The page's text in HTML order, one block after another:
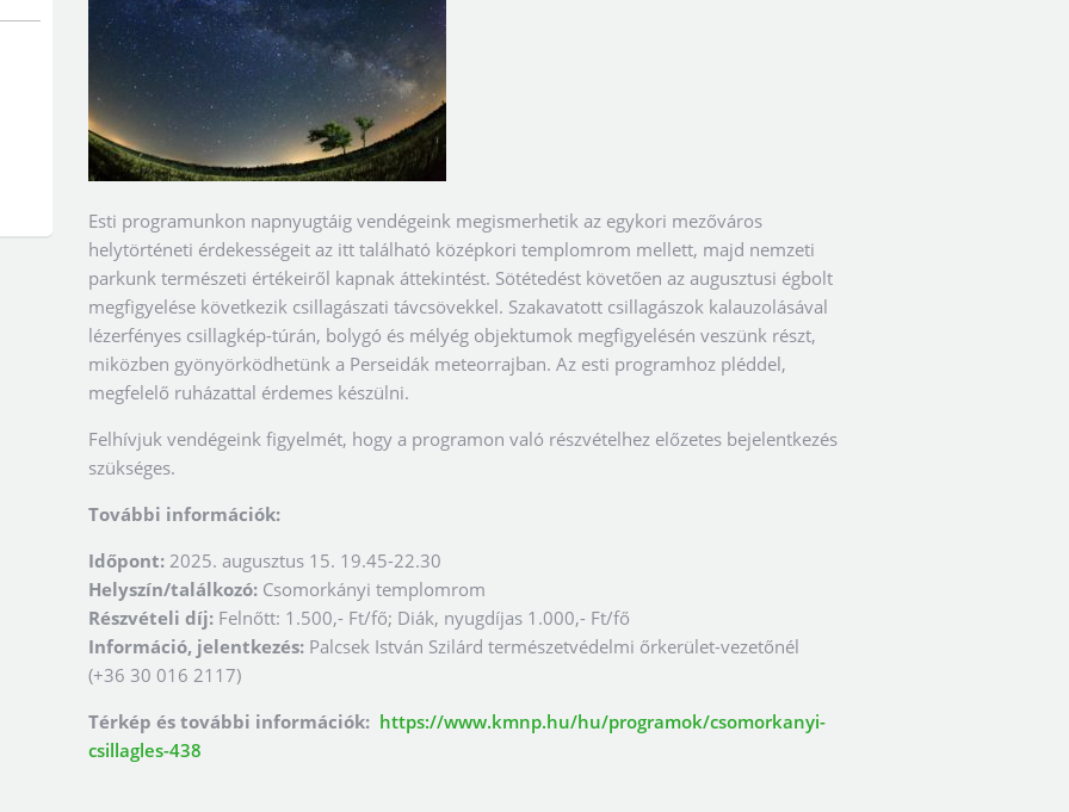
Esti programunkon napnyugtáig vendégeink megismerhetik az egykori mezőváros
helytörténeti érdekességeit az itt található középkori templomrom mellett, majd nemzeti
parkunk természeti értékeiről kapnak áttekintést. Sötétedést követően az augusztusi égbolt
megfigyelése következik csillagászati távcsövekkel. Szakavatott csillagászok kalauzolásával
lézerfényes csillagkép-túrán, bolygó és mélyég objektumok megfigyelésén veszünk részt,
miközben gyönyörködhetünk a Perseidák meteorrajban. Az esti programhoz pléddel,
megfelelő ruházattal érdemes készülni.
Felhívjuk vendégeink figyelmét, hogy a programon való részvételhez előzetes bejelentkezés
szükséges.
További információk:
Időpont: 2025. augusztus 15. 19.45-22.30
Helyszín/találkozó: Csomorkányi templomrom
Részvételi díj: Felnőtt: 1.500,- Ft/fő; Diák, nyugdíjas 1.000,- Ft/fő
Információ, jelentkezés: Palcsek István Szilárd természetvédelmi őrkerület-vezetőnél
(+36 30 016 2117)
Térkép és további információk: https://www.kmnp.hu/hu/programok/csomorkanyi-
csillagles-438